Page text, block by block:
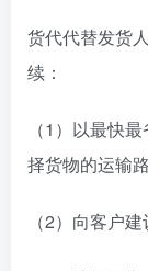
货代代替发货
续：
（1）以最快
择货物的运输路
（2）向客户